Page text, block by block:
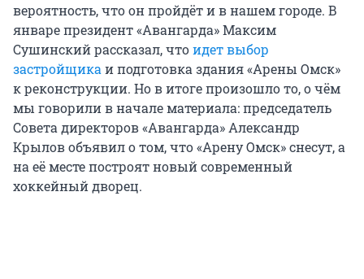
вероятность, что он пройдёт и в нашем городе. В
январе президент «Авангарда» Максим
Сушинский рассказал, чтоидет выбор
застройщика и подготовка здания «Арены Омск»
к реконструкции. Но в итоге произошло то, о чём
мы говорили в начале материала: председатель
Совета директоров «Авангарда» Александр
Крылов объявил о том, что «Арену Омск» снесут, а
на её месте построят новый современный
хоккейный дворец.